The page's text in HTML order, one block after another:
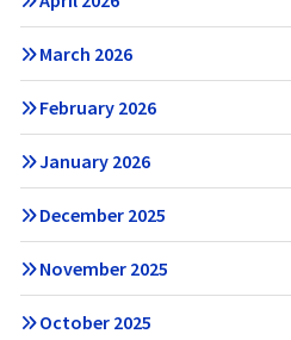
March 2026
February 2026
January 2026
December 2025
November 2025
October 2025